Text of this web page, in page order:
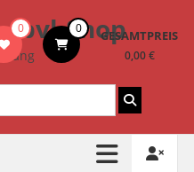
bvl-Shop
Lang
0 0 GESAMTPREIS
0,00 €